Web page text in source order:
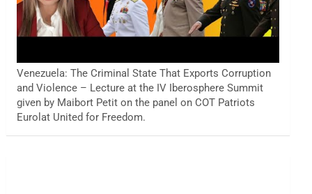
Venezuela: The Criminal State That Exports Corruption
and Violence – Lecture at the IV Iberosphere Summit
given by Maibort Petit on the panel on COT Patriots
Eurolat United for Freedom.